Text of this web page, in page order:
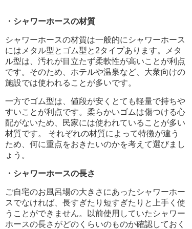
・シャワーホースの材質
シャワーホースの材質は一般的にシャワーホース
にはメタル型とゴム型と2タイプあります。メタ
ル型は、汚れが目立たず柔軟性が高いことが利点
です。そのため、ホテルや温泉など、大衆向けの
施設では使われることが多いです。
一方でゴム型は、値段が安くとても軽量で持ちや
すいことが利点です。柔らかいゴムは傷つける心
配がないため、民家には使われていることが多い
材質です。 それぞれの材質によって特徴が違う
ため、何に重点をおきたいのかを考えて選びまし
ょう。
・シャワーホースの長さ
ご自宅のお風呂場の大きさにあったシャワーホー
スでなければ、長すぎたり短すぎたりと上手く使
うことができません。以前使用していたシャワー
ホースの長さがどのくらいのものか確認しておく